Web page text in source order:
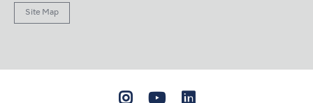
Site Map